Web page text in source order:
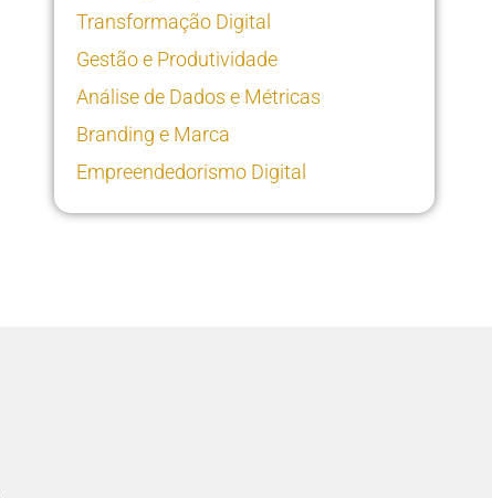
Transformação Digital
Gestão e Produtividade
Análise de Dados e Métricas
Branding e Marca
Empreendedorismo Digital